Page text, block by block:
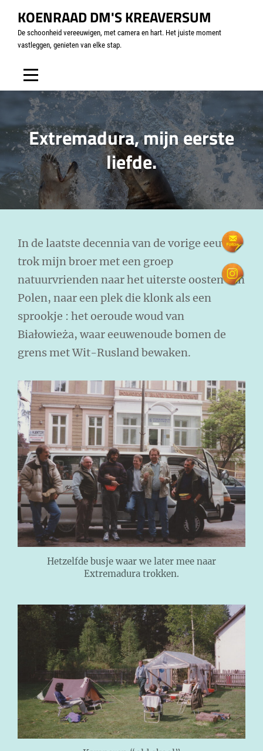
KOENRAAD DM'S KREAVERSUM
De schoonheid vereeuwigen, met camera en hart. Het juiste moment
vastleggen, genieten van elke stap.
Extremadura, mijn eerste
liefde.
In de laatste decennia van de vorige eeuw
trok mijn broer met een groep
natuurvrienden naar het uiterste oosten van
Polen, naar een plek die klonk als een
sprookje : het oeroude woud van
Białowieża, waar eeuwenoude bomen de
grens met Wit-Rusland bewaken.
Hetzelfde busje waar we later mee naar
Extremadura trokken.